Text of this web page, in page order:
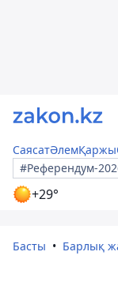
СаясатӘлемҚаржы
#Референдум-
+29°
Басты Барлық